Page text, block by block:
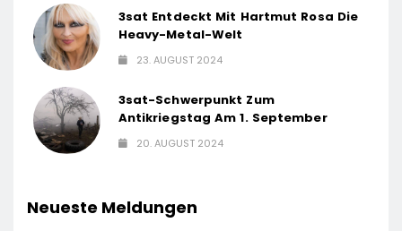
3sat Entdeckt Mit Hartmut Rosa Die
Heavy-Metal-Welt
23. AUGUST 2024
3sat-Schwerpunkt Zum
Antikriegstag Am 1. September
20. AUGUST 2024
Neueste Meldungen